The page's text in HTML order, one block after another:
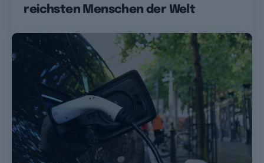
reichsten Menschen der Welt